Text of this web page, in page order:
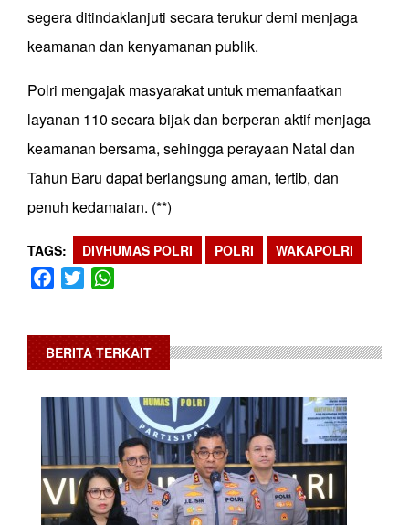
segera ditindaklanjuti secara terukur demi menjaga
keamanan dan kenyamanan publik.
Polri mengajak masyarakat untuk memanfaatkan
layanan 110 secara bijak dan berperan aktif menjaga
keamanan bersama, sehingga perayaan Natal dan
Tahun Baru dapat berlangsung aman, tertib, dan
penuh kedamaian. (**)
TAGS DIVHUMAS POLRI POLRI WAKAPOLRI
Facebook
Twitter
BERITA TERKAIT